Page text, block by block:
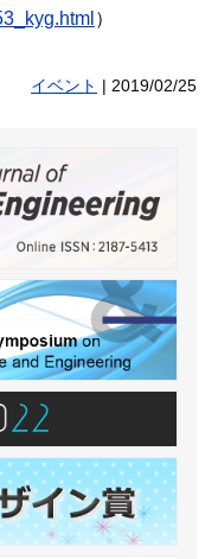
）
イベント |2019/02/25